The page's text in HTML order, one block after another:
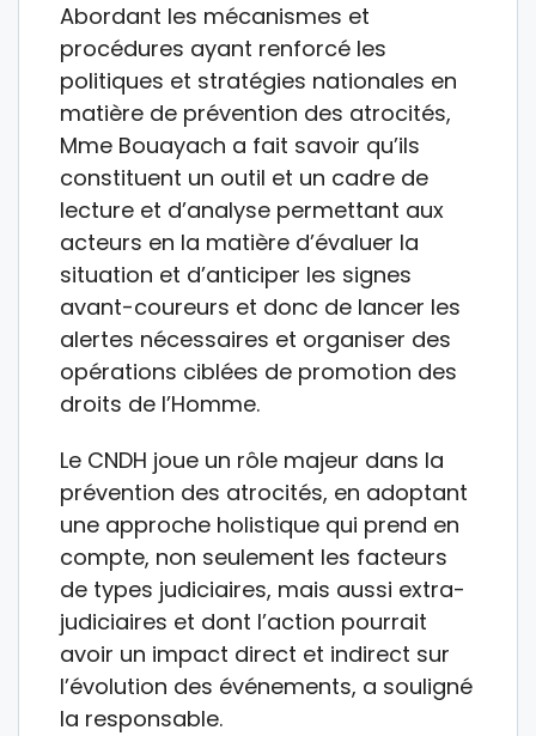
Abordant les mécanismes et
procédures ayant renforcé les
politiques et stratégies nationales en
matière de prévention des atrocités,
Mme Bouayach a fait savoir qu’ils
constituent un outil et un cadre de
lecture et d’analyse permettant aux
acteurs en la matière d’évaluer la
situation et d’anticiper les signes
avant-coureurs et donc de lancer les
alertes nécessaires et organiser des
opérations ciblées de promotion des
droits de l’Homme.
Le CNDH joue un rôle majeur dans la
prévention des atrocités, en adoptant
une approche holistique qui prend en
compte, non seulement les facteurs
de types judiciaires, mais aussi extra-
judiciaires et dont l’action pourrait
avoir un impact direct et indirect sur
l’évolution des événements, a souligné
la responsable.